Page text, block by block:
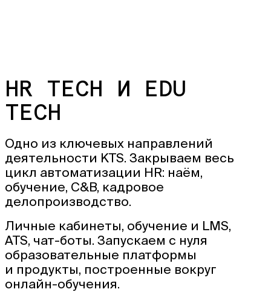
HR TECH И EDU
TECH
Одно из ключевых направлений
деятельности KTS. Закрываем весь
цикл автоматизации HR: наём,
обучение, C&B, кадровое
делопроизводство.
Личные кабинеты, обучение и LMS,
ATS, чат-боты. Запускаем с нуля
образовательные платформы
и продукты, построенные вокруг
онлайн-обучения.